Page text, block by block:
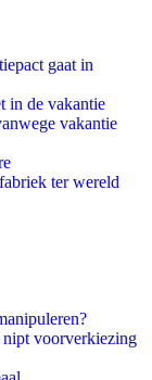
gaat in
in de vakantie
vakantie
ter wereld
nipt voorverkiezing